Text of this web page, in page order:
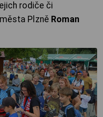
rodiče či
Plzně Roman